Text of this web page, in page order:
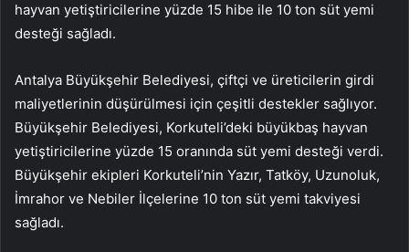
hayvan yetiştiricilerine yüzde 15 hibe ile 10 ton süt yemi
desteği sağladı.
Antalya Büyükşehir Belediyesi, çiftçi ve üreticilerin girdi
maliyetlerinin düşürülmesi için çeşitli destekler sağlıyor.
Büyükşehir Belediyesi, Korkuteli’deki büyükbaş hayvan
yetiştiricilerine yüzde 15 oranında süt yemi desteği verdi.
Büyükşehir ekipleri Korkuteli’nin Yazır, Tatköy, Uzunoluk,
İmrahor ve Nebiler İlçelerine 10 ton süt yemi takviyesi
sağladı.